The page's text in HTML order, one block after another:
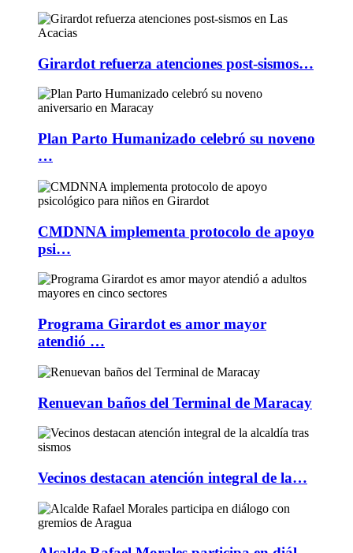
Girardot refuerza atenciones post-sismos…
Plan Parto Humanizado celebró su noveno
…
CMDNNA implementa protocolo de apoyo
psi…
Programa Girardot es amor mayor
atendió …
Renuevan baños del Terminal de Maracay
Vecinos destacan atención integral de la…